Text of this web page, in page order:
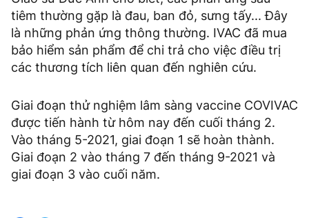
tiêm thường gặp là đau, ban đỏ, sưng tấy... Đây
là những phản ứng thông thường. IVAC đã mua
bảo hiểm sản phẩm để chi trả cho việc điều trị
các thương tích liên quan đến nghiên cứu.
Giai đoạn thử nghiệm lâm sàng vaccine COVIVAC
được tiến hành từ hôm nay đến cuối tháng 2.
Vào tháng 5-2021, giai đoạn 1 sẽ hoàn thành.
Giai đoạn 2 vào tháng 7 đến tháng 9-2021 và
giai đoạn 3 vào cuối năm.